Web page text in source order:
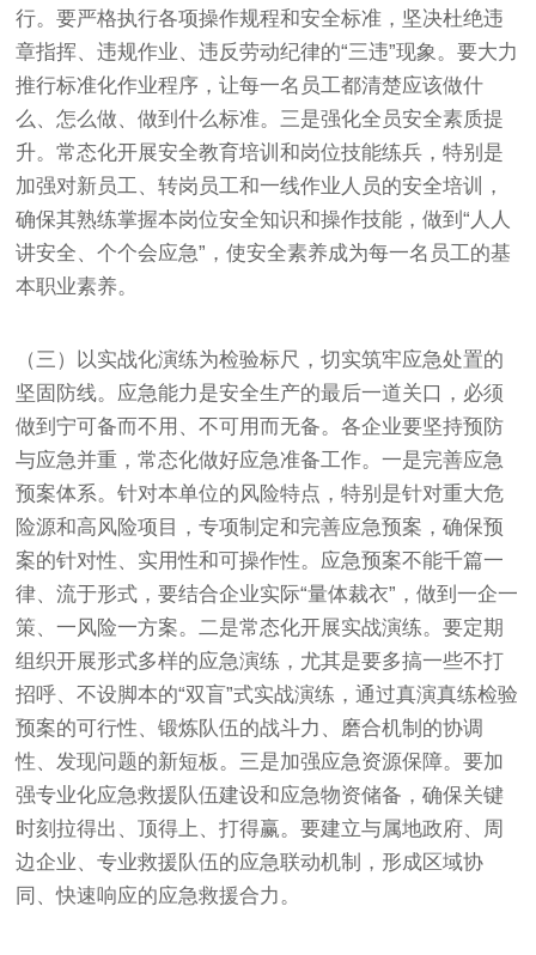
行。要严格执行各项操作规程和安全标准，坚决杜绝违
章指挥、违规作业、违反劳动纪律的“三违”现象。要大力
推行标准化作业程序，让每一名员工都清楚应该做什
么、怎么做、做到什么标准。三是强化全员安全素质提
升。常态化开展安全教育培训和岗位技能练兵，特别是
加强对新员工、转岗员工和一线作业人员的安全培训，
确保其熟练掌握本岗位安全知识和操作技能，做到“人人
讲安全、个个会应急”，使安全素养成为每一名员工的基
本职业素养。
（三）以实战化演练为检验标尺，切实筑牢应急处置的
坚固防线。应急能力是安全生产的最后一道关口，必须
做到宁可备而不用、不可用而无备。各企业要坚持预防
与应急并重，常态化做好应急准备工作。一是完善应急
预案体系。针对本单位的风险特点，特别是针对重大危
险源和高风险项目，专项制定和完善应急预案，确保预
案的针对性、实用性和可操作性。应急预案不能千篇一
律、流于形式，要结合企业实际“量体裁衣”，做到一企一
策、一风险一方案。二是常态化开展实战演练。要定期
组织开展形式多样的应急演练，尤其是要多搞一些不打
招呼、不设脚本的“双盲”式实战演练，通过真演真练检验
预案的可行性、锻炼队伍的战斗力、磨合机制的协调
性、发现问题的新短板。三是加强应急资源保障。要加
强专业化应急救援队伍建设和应急物资储备，确保关键
时刻拉得出、顶得上、打得赢。要建立与属地政府、周
边企业、专业救援队伍的应急联动机制，形成区域协
同、快速响应的应急救援合力。